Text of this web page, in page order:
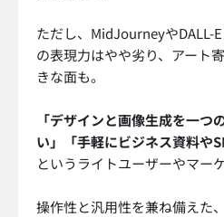
ただし、MidJourneyやDALL-
の表現力はやや劣り、アート
きな面も。
「デザインと画像生成を一つ
い」「手軽にビジネス資料や
というライトユーザーやマー
操作性と汎用性を兼ね備えた